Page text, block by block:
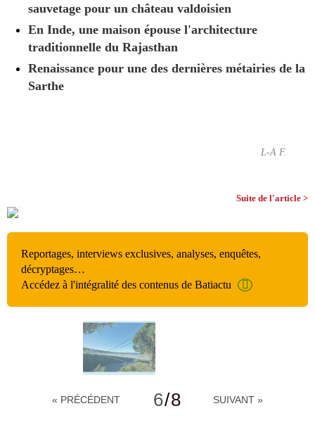
sauvetage pour un château valdoisien
En Inde, une maison épouse l'architecture
traditionnelle du Rajasthan
Renaissance pour une des dernières métairies de la
Sarthe
L-A F.
Suite de l'article >
Reportages, interviews exclusives, analyses, enquêtes,
décryptages…
Accédez à l'intégralité des contenus de Batiactu
« PRÉCÉDENT 6/8 SUIVANT »